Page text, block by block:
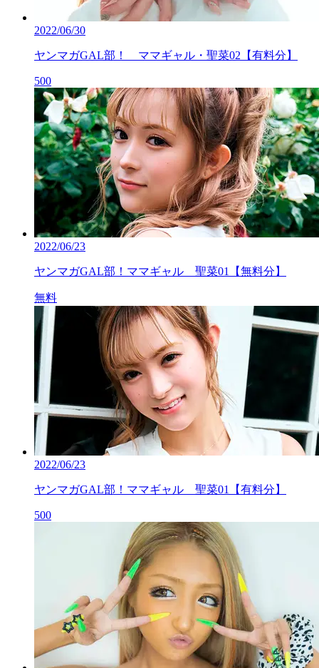
2022/06/30
ヤンマガGAL部！ ママギャル・聖菜02【有料分】
500
2022/06/23
ヤンマガGAL部！ママギャル 聖菜01【無料分】
無料
2022/06/23
ヤンマガGAL部！ママギャル 聖菜01【有料分】
500